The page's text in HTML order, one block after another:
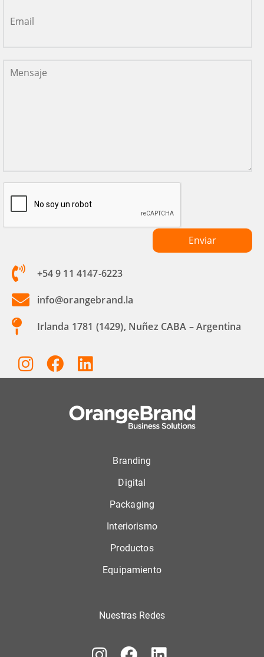
+54 9 11 4147-6223
info@orangebrand.la
Irlanda 1781 (1429), Nuñez CABA – Argentina
Branding
Digital
Packaging
Interiorismo
Productos
Equipamiento
Nuestras Redes